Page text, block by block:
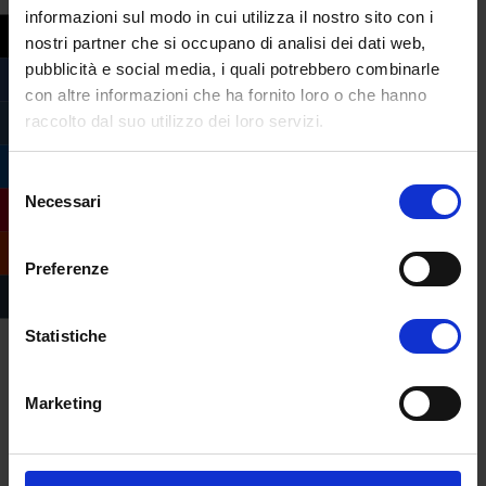
informazioni sul modo in cui utilizza il nostro sito con i
nostri partner che si occupano di analisi dei dati web,
pubblicità e social media, i quali potrebbero combinarle
con altre informazioni che ha fornito loro o che hanno
raccolto dal suo utilizzo dei loro servizi.
delNecessari
Preferenze
Statistiche
Marketing